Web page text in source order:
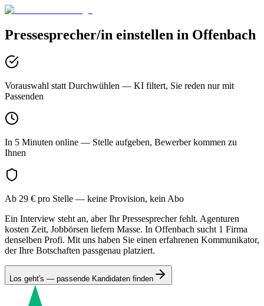
Pressesprecher/in einstellen in Offenbach
Vorauswahl statt Durchwühlen — KI filtert, Sie reden nur mit
Passenden
In 5 Minuten online — Stelle aufgeben, Bewerber kommen zu
Ihnen
Ab 29 € pro Stelle — keine Provision, kein Abo
Ein Interview steht an, aber Ihr Pressesprecher fehlt. Agenturen
kosten Zeit, Jobbörsen liefern Masse. In Offenbach sucht 1 Firma
denselben Profi. Mit uns haben Sie einen erfahrenen Kommunikator,
der Ihre Botschaften passgenau platziert.
Los geht's — passende Kandidaten finden